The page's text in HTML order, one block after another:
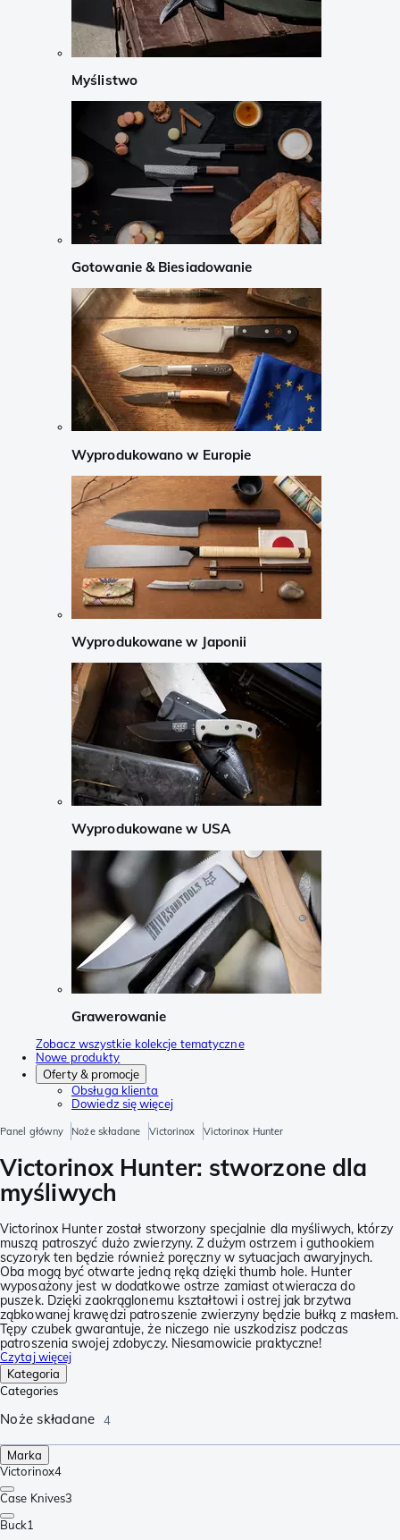
Myślistwo
Gotowanie & Biesiadowanie
Wyprodukowano w Europie
Wyprodukowane w Japonii
Wyprodukowane w USA
Grawerowanie
Zobacz wszystkie kolekcje tematyczne
Nowe produkty
Oferty & promocje
Obsługa klienta
Dowiedz się więcej
Panel główny Noże składane Victorinox Victorinox Hunter
Victorinox Hunter: stworzone dla
myśliwych
Victorinox Hunter został stworzony specjalnie dla myśliwych, którzy
muszą patroszyć dużo zwierzyny. Z dużym ostrzem i guthookiem
scyzoryk ten będzie również poręczny w sytuacjach awaryjnych.
Oba mogą być otwarte jedną ręką dzięki thumb hole. Hunter
wyposażony jest w dodatkowe ostrze zamiast otwieracza do
puszek. Dzięki zaokrąglonemu kształtowi i ostrej jak brzytwa
ząbkowanej krawędzi patroszenie zwierzyny będzie bułką z masłem.
Tępy czubek gwarantuje, że niczego nie uszkodzisz podczas
patroszenia swojej zdobyczy. Niesamowicie praktyczne!
Czytaj więcej
Kategoria
Categories
Noże składane 4
Marka
Victorinox4
Case Knives3
Buck1